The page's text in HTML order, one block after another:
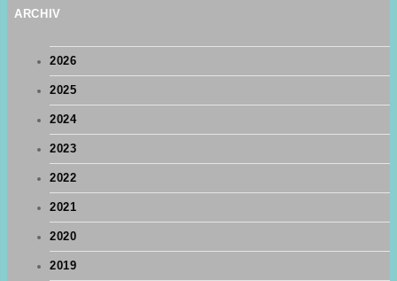
ARCHIV
2026
2025
2024
2023
2022
2021
2020
2019